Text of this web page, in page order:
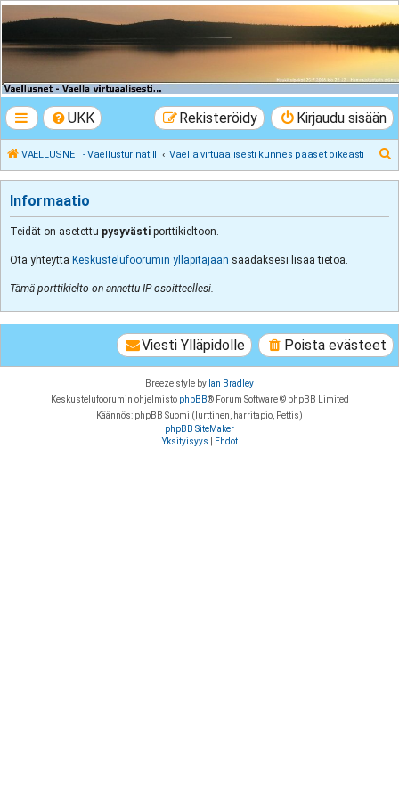
VAELLUSNET -
Vaellusturinat II
UKK Kirjaudu sisään
Rekisteröidy
VAELLUSNET - Vaellusturinat II Vaella virtuaalisesti kunnes pääset oikeasti
Informaatio
Teidät on asetettu pysyvästi porttikieltoon.
Ota yhteyttä Keskustelufoorumin ylläpitäjään saadaksesi lisää tietoa.
Tämä porttikielto on annettu IP-osoitteellesi.
Poista evästeet
Viesti Ylläpidolle
Breeze style by Ian Bradley
Keskustelufoorumin ohjelmisto phpBB® Forum Software © phpBB Limited
Käännös: phpBB Suomi (lurttinen, harritapio, Pettis)
phpBB SiteMaker
Yksityisyys
Ehdot